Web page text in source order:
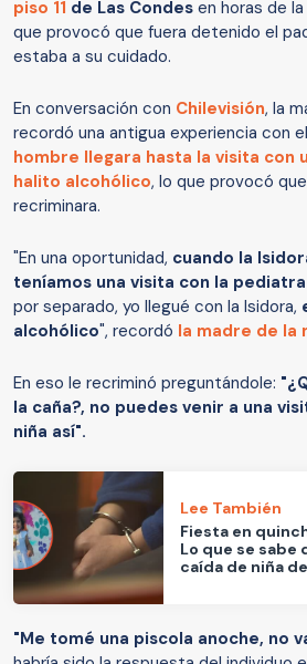
piso 11 de Las Condes en horas de
que provocó que fuera detenido el
estaba a su cuidado.
En conversación con Chilevisión, la
recordó una antigua experiencia con
hombre llegara hasta la visita con
halito alcohólico, lo que provocó
recriminara.
"En una oportunidad, cuando la
teníamos una visita con la
por separado, yo llegué con la Isidora,
alcohólico", recordó la madre de la
En eso le recriminó preguntándole:
la caña?, no puedes venir a una
niña así".
Lee También
Fiesta en
Lo que se sabe
caída de niña
"Me tomé una piscola anoche, no